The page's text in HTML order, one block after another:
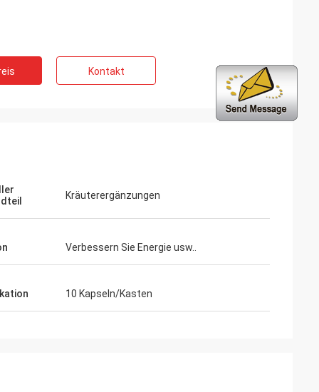
ist immer
Produkte.
Kontakt
Kräuterergänzungen
Verbessern Sie Energie usw..
10 Kapseln/Kasten